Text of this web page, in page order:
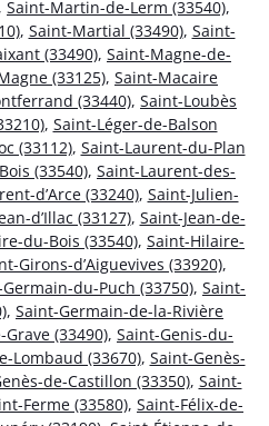
, Saint-Martin-de-Lerm (33540),
, Saint-Martial (33490), Saint-
(33490), Saint-Magne-de-
(33125), Saint-Macaire
(33440), Saint-Loubès
, Saint-Léger-de-Balson
(33112), Saint-Laurent-du-Plan
(33540), Saint-Laurent-des-
d’Arce (33240), Saint-Julien-
d’Illac (33127), Saint-Jean-de-
du-Bois (33540), Saint-Hilaire-
Girons-d’Aiguevives (33920),
du-Puch (33750), Saint-
, Saint-Germain-de-la-Rivière
(33490), Saint-Genis-du-
Lombaud (33670), Saint-Genès-
de-Castillon (33350), Saint-
Ferme (33580), Saint-Félix-de-